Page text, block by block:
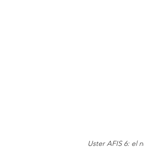
Uster AFIS 6: el